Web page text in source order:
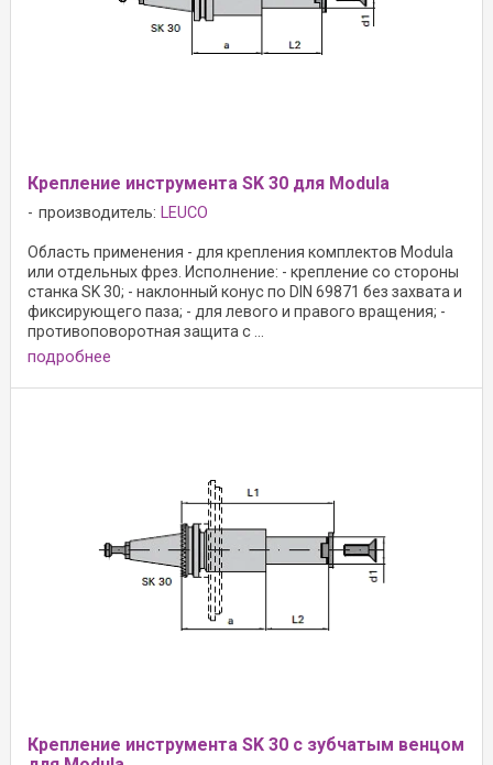
Крепление инструмента SK 30 для Modula
производитель: LEUCO
Область применения - для крепления комплектов Modula
или отдельных фрез. Исполнение: - крепление со стороны
станка SK 30; - наклонный конус по DIN 69871 без захвата и
фиксирующего паза; - для левого и правого вращения; -
противоповоротная защита с ...
подробнее
Крепление инструмента SK 30 с зубчатым венцом